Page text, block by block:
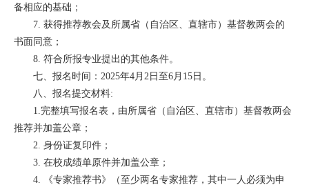
备相应的基础；
7. 获得推荐教会及所属省（自治区、直辖市）基督教两会的
书面同意；
8. 符合所报专业提出的其他条件。
七、报名时间：2025年4月2日至6月15日。
八、报名提交材料:
1.完整填写报名表，由所属省（自治区、直辖市）基督教两会
推荐并加盖公章；
2. 身份证复印件；
3. 在校成绩单原件并加盖公章；
4. 《专家推荐书》（至少两名专家推荐，其中一人必须为申